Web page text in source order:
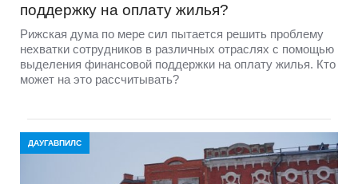
поддержку на оплату жилья?
Рижская дума по мере сил пытается решить проблему
нехватки сотрудников в различных отраслях с помощью
выделения финансовой поддержки на оплату жилья. Кто
может на это рассчитывать?
ДАУГАВПИЛС